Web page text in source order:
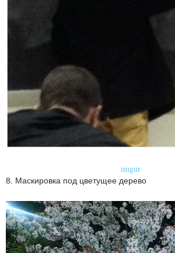
imgur
8. Маскировка под цветущее дерево